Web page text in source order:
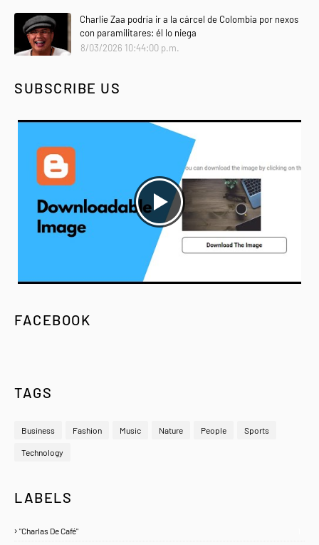
Charlie Zaa podría ir a la cárcel de Colombia por nexos
con paramilitares: él lo niega
8/03/2026 10:44:00 p.m.
SUBSCRIBE US
FACEBOOK
TAGS
Business Fashion Music Nature People Sports
Technology
LABELS
"Charlas De Café"